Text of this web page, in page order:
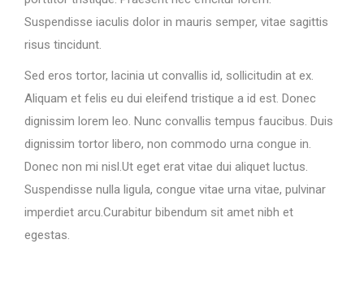
Suspendisse iaculis dolor in mauris semper, vitae sagittis
risus tincidunt.
Sed eros tortor, lacinia ut convallis id, sollicitudin at ex.
Aliquam et felis eu dui eleifend tristique a id est. Donec
dignissim lorem leo. Nunc convallis tempus faucibus. Duis
dignissim tortor libero, non commodo urna congue in.
Donec non mi nisl.Ut eget erat vitae dui aliquet luctus.
Suspendisse nulla ligula, congue vitae urna vitae, pulvinar
imperdiet arcu.Curabitur bibendum sit amet nibh et
egestas.